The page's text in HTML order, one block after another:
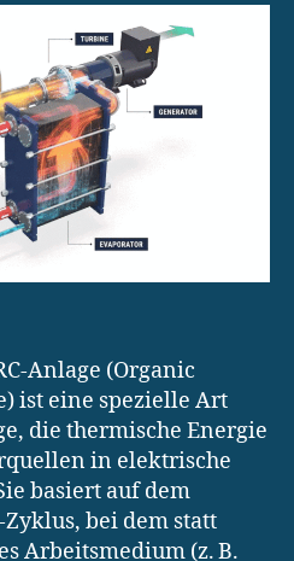
Anlage (Organic
ist eine spezielle Art
die thermische Energie
in elektrische
basiert auf dem
bei dem statt
Arbeitsmedium (z. B.